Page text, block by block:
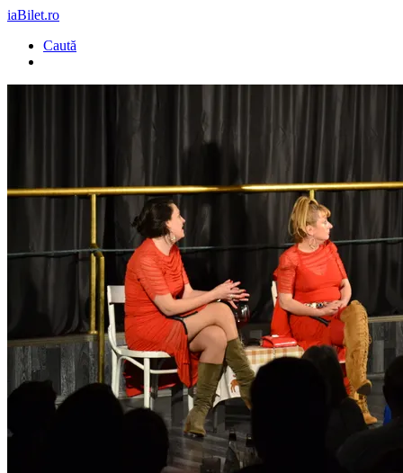
iaBilet.ro
Caută